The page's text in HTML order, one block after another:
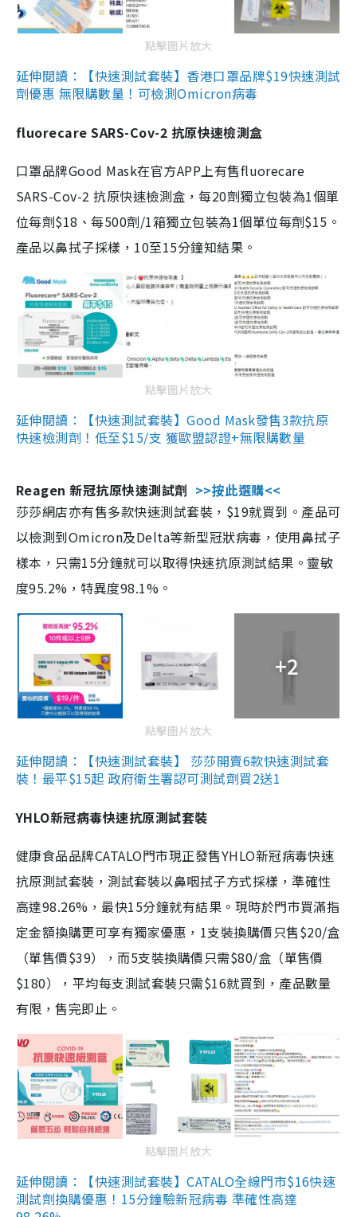
點擊圖片放大
延伸閱讀：【快速測試套裝】香港口罩品牌$19快速測試
劑優惠 無限購數量！可檢測Omicron病毒
fluorecare SARS-Cov-2 抗原快速檢測盒
口罩品牌Good Mask在官方APP上有售fluorecare
SARS-Cov-2 抗原快速檢測盒，每20劑獨立包裝為1個單
位每劑$18、每500劑/1箱獨立包裝為1個單位每劑$15。
產品以鼻拭子採樣，10至15分鐘知結果。
點擊圖片放大
延伸閱讀：【快速測試套裝】Good Mask發售3款抗原
快速檢測劑！低至$15/支 獲歐盟認證+無限購數量
Reagen 新冠抗原快速測試劑 >>按此選購<<
莎莎網店亦有售多款快速測試套裝，$19就買到。產品可
以檢測到Omicron及Delta等新型冠狀病毒，使用鼻拭子
樣本，只需15分鐘就可以取得快速抗原測試結果。靈敏
度95.2%，特異度98.1%。
+2
點擊圖片放大
延伸閱讀：【快速測試套裝】 莎莎開賣6款快速測試套
裝！最平$15起 政府衛生署認可測試劑買2送1
YHLO新冠病毒快速抗原測試套裝
健康食品品牌CATALO門市現正發售YHLO新冠病毒快速
抗原測試套裝，測試套裝以鼻咽拭子方式採樣，準確性
高達98.26%，最快15分鐘就有結果。現時於門市買滿指
定金額換購更可享有獨家優惠，1支裝換購價只售$20/盒
（單售價$39），而5支裝換購價只需$80/盒（單售價
$180），平均每支測試套裝只需$16就買到，產品數量
有限，售完即止。
點擊圖片放大
延伸閱讀：【快速測試套裝】CATALO全線門市$16快速
測試劑換購優惠！15分鐘驗新冠病毒 準確性高達